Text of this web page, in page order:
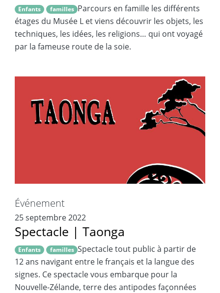
Enfants familles Parcours en famille les différents
étages du Musée L et viens découvrir les objets, les
techniques, les idées, les religions… qui ont voyagé
par la fameuse route de la soie.
Événement
25 septembre 2022
Spectacle | Taonga
Enfants familles Spectacle tout public à partir de
12 ans navigant entre le français et la langue des
signes. Ce spectacle vous embarque pour la
Nouvelle-Zélande, terre des antipodes façonnées